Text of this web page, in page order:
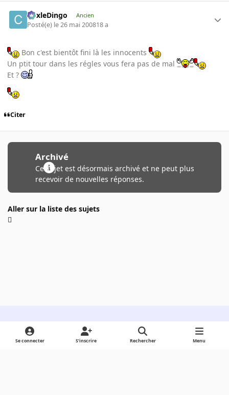
CoxleDingo Ancien
Posté(e) le 26 mai 200818 a
Bon c'est bientôt fini là les innocents
Un ptit tour dans les régles vous fera pas de mal
Et ?
Citer
Archivé
Ce sujet est désormais archivé et ne peut plus
recevoir de nouvelles réponses.
Aller sur la liste des sujets
Light ModeDark ModeSystem Preference
Se connecter S’inscrire Rechercher Menu